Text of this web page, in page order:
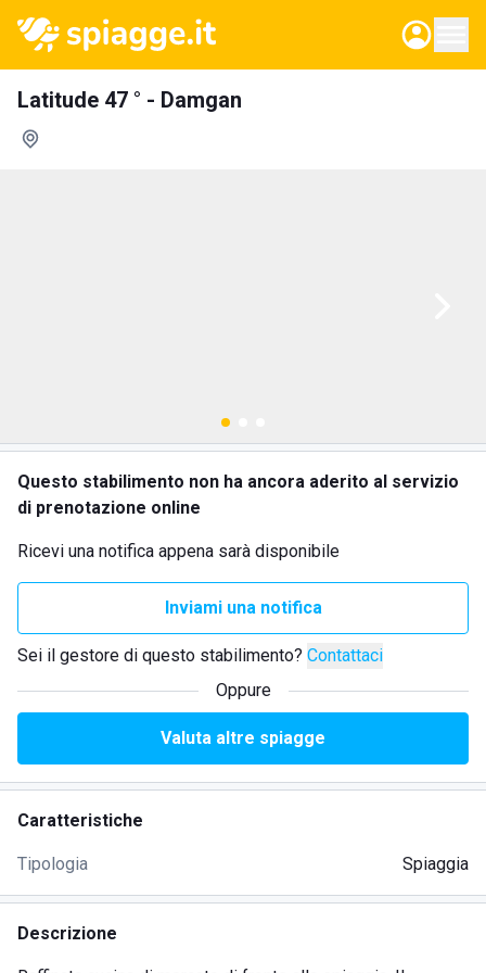
Latitude 47 ° - Damgan
Questo stabilimento non ha ancora aderito al servizio
di prenotazione online
Ricevi una notifica appena sarà disponibile
Inviami una notifica
Sei il gestore di questo stabilimento? Contattaci
Oppure
Valuta altre spiagge
Caratteristiche
Tipologia Spiaggia
Descrizione